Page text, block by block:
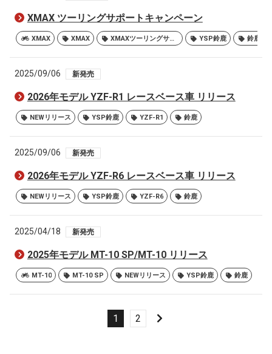
XMAX ツーリングサポートキャンペーン
XMAX XMAX XMAXツーリングサポートキャンペーン YSP鈴鹿 鈴鹿
2025/09/06 新発売
2026年モデル YZF-R1 レースベース車 リリース
NEWリリース YSP鈴鹿 YZF-R1 鈴鹿
2025/09/06 新発売
2026年モデル YZF-R6 レースベース車 リリース
NEWリリース YSP鈴鹿 YZF-R6 鈴鹿
2025/04/18 新発売
2025年モデル MT-10 SP/MT-10 リリース
MT-10 MT-10 SP NEWリリース YSP鈴鹿 鈴鹿
1 2